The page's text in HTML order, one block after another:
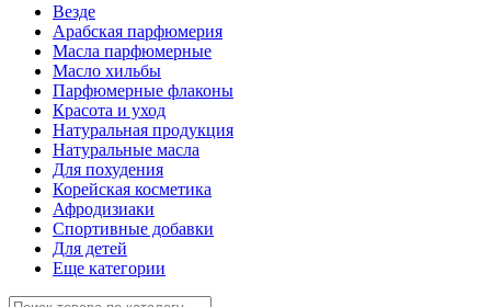
Везде
Арабская парфюмерия
Масла парфюмерные
Масло хильбы
Парфюмерные флаконы
Красота и уход
Натуральная продукция
Натуральные масла
Для похудения
Корейская косметика
Афродизиаки
Спортивные добавки
Для детей
Еще категории